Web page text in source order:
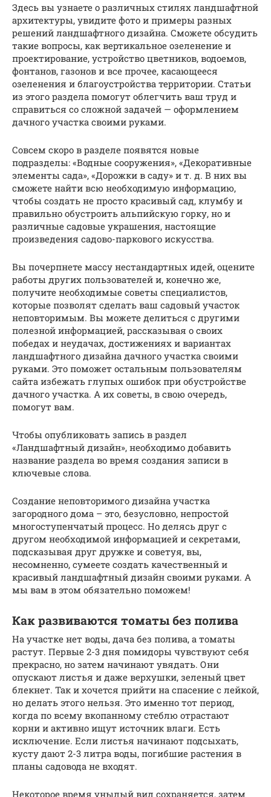
Здесь вы узнаете о различных стилях ландшафтной
архитектуры, увидите фото и примеры разных
решений ландшафтного дизайна. Сможете обсудить
такие вопросы, как вертикальное озеленение и
проектирование, устройство цветников, водоемов,
фонтанов, газонов и все прочее, касающееся
озеленения и благоустройства территории. Статьи
из этого раздела помогут облегчить ваш труд и
справиться со сложной задачей — оформлением
дачного участка своими руками.
Совсем скоро в разделе появятся новые
подразделы: «Водные сооружения», «Декоративные
элементы сада», «Дорожки в саду» и т. д. В них вы
сможете найти всю необходимую информацию,
чтобы создать не просто красивый сад, клумбу и
правильно обустроить альпийскую горку, но и
различные садовые украшения, настоящие
произведения садово-паркового искусства.
Вы почерпнете массу нестандартных идей, оцените
работы других пользователей и, конечно же,
получите необходимые советы специалистов,
которые позволят сделать ваш садовый участок
неповторимым. Вы можете делиться с другими
полезной информацией, рассказывая о своих
победах и неудачах, достижениях и вариантах
ландшафтного дизайна дачного участка своими
руками. Это поможет остальным пользователям
сайта избежать глупых ошибок при обустройстве
дачного участка. А их советы, в свою очередь,
помогут вам.
Чтобы опубликовать запись в раздел
«Ландшафтный дизайн», необходимо добавить
название раздела во время создания записи в
ключевые слова.
Создание неповторимого дизайна участка
загородного дома – это, безусловно, непростой
многоступенчатый процесс. Но делясь друг с
другом необходимой информацией и секретами,
подсказывая друг дружке и советуя, вы,
несомненно, сумеете создать качественный и
красивый ландшафтный дизайн своими руками. А
мы вам в этом обязательно поможем!
Как развиваются томаты без полива
На участке нет воды, дача без полива, а томаты
растут. Первые 2-3 дня помидоры чувствуют себя
прекрасно, но затем начинают увядать. Они
опускают листья и даже верхушки, зеленый цвет
блекнет. Так и хочется прийти на спасение с лейкой,
но делать этого нельзя. Это именно тот период,
когда по всему вкопанному стеблю отрастают
корни и активно ищут источник влаги. Есть
исключение. Если листья начинают подсыхать,
кусту дают 2-3 литра воды, погибшие растения в
планы садовода не входят.
Некоторое время унылый вид сохраняется, затем